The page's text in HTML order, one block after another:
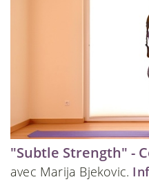
"Subtle Strength" -
avec Marija Bjekovic.